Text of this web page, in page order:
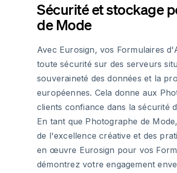
Sécurité et stockage
de Mode
Avec Eurosign, vos Formulaires
toute sécurité sur des serveurs
souveraineté des données et la
européennes. Cela donne aux
clients confiance dans la sécurité
En tant que Photographe de
de l'excellence créative et des
en œuvre Eurosign pour vos
démontrez votre engagement